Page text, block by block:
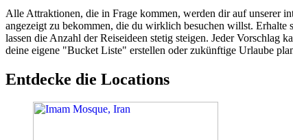
Alle Attraktionen, die in Frage kommen, werden dir auf unserer
angezeigt zu bekommen, die du wirklich besuchen willst. Erhalte
lassen die Anzahl der Reiseideen stetig steigen. Jeder
deine eigene "Bucket Liste" erstellen oder zukünftige Urlaube
Entdecke die Locations